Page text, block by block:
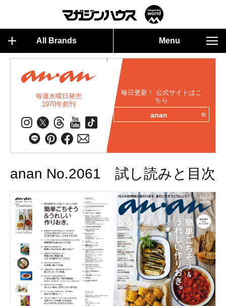
All Brands Menu
毎週水曜日発売
1970年創刊
毎日更新！ 公式サイトはこ
ちら
anan
anan No.2061 試し読みと目次